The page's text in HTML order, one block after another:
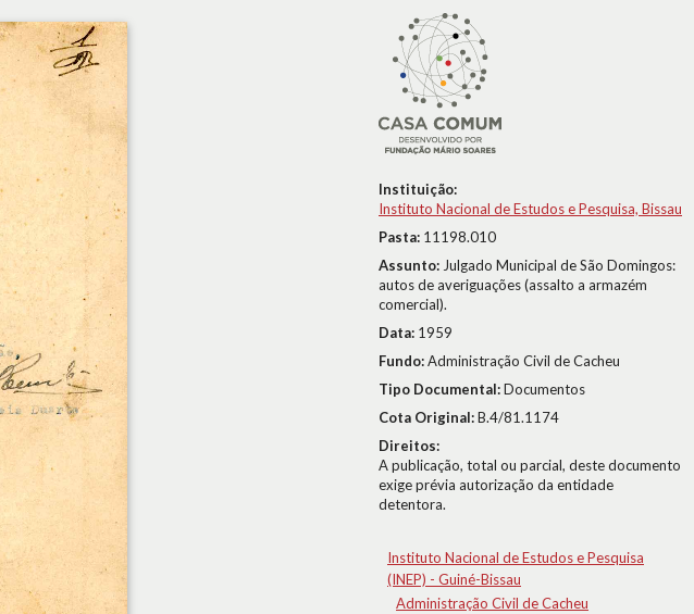
Instituição:
Instituto Nacional de Estudos e Pesquisa, Bissau
Pasta: 11198.010
Assunto: Julgado Municipal de São Domingos:
autos de averiguações (assalto a armazém
comercial).
Data: 1959
Fundo:Administração Civil de Cacheu
Tipo Documental:Documentos
Cota Original:B.4/81.1174
Direitos:
A publicação, total ou parcial, deste documento
exige prévia autorização da entidade
detentora.
Instituto Nacional de Estudos e Pesquisa
(INEP) - Guiné-Bissau
Administração Civil de Cacheu